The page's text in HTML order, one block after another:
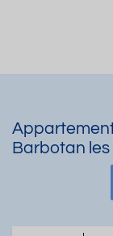
Barbotan